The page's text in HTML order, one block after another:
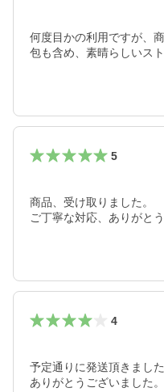
何度目かの利用ですが、
包も含め、素晴らしいスト
5
商品、受け取りました。
ご丁寧な対応、ありがと
4
予定通りに発送頂きました